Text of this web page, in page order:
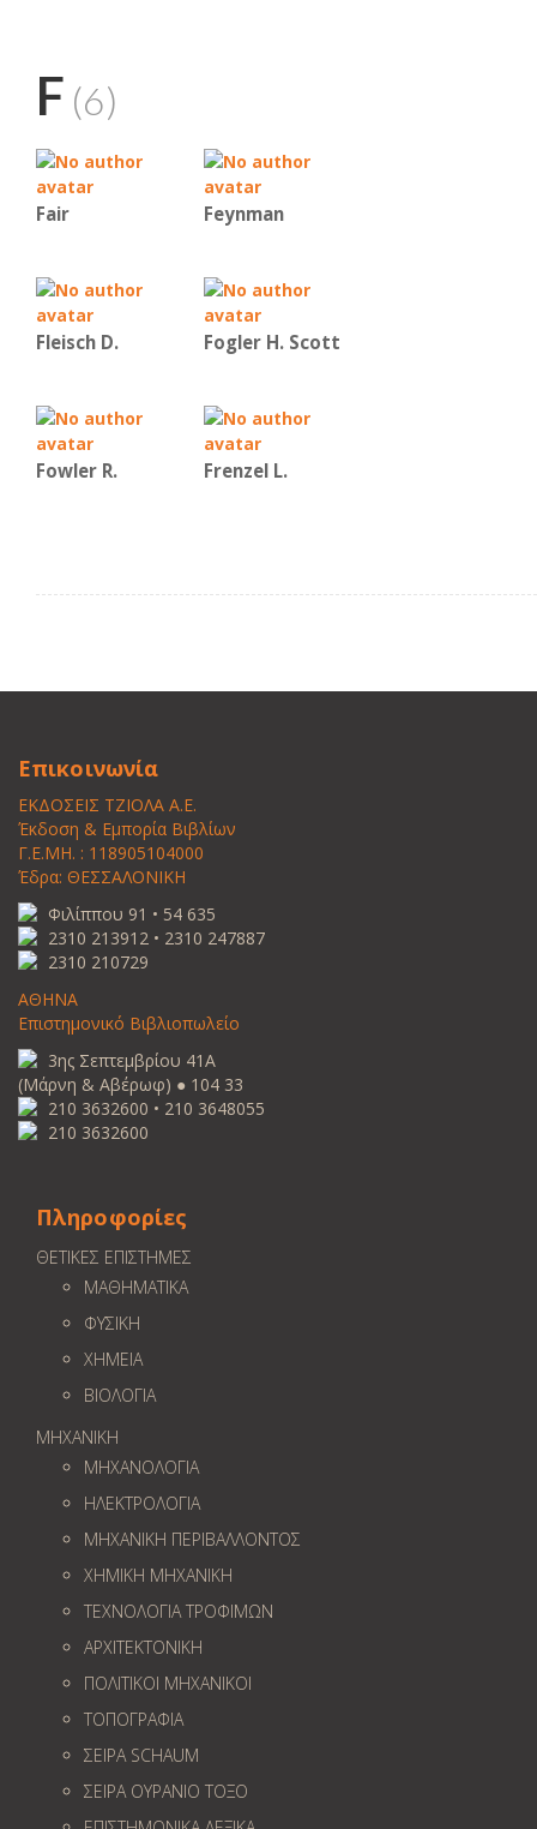
F (6)
Fair Feynman
Fleisch D. Fogler H. Scott
Fowler R. Frenzel L.
Επικοινωνία
ΕΚΔΟΣΕΙΣ ΤΖΙΟΛΑ Α.Ε.
Έκδοση & Εμπορία Βιβλίων
Γ.Ε.ΜΗ. : 118905104000
Έδρα: ΘΕΣΣΑΛΟΝΙΚΗ
Φιλίππου 91 • 54 635
2310 213912 • 2310 247887
2310 210729
ΑΘΗΝΑ
Επιστημονικό Βιβλιοπωλείο
3ης Σεπτεμβρίου 41Α
(Μάρνη & Αβέρωφ) ● 104 33
210 3632600 • 210 3648055
210 3632600
Πληροφορίες
ΘΕΤΙΚΕΣ ΕΠΙΣΤΗΜΕΣ
ΜΑΘΗΜΑΤΙΚΑ
ΦΥΣΙΚΗ
ΧΗΜΕΙΑ
ΒΙΟΛΟΓΙΑ
ΜΗΧΑΝΙΚΗ
ΜΗΧΑΝΟΛΟΓΙΑ
ΗΛΕΚΤΡΟΛΟΓΙΑ
ΜΗΧΑΝΙΚΗ ΠΕΡΙΒΑΛΛΟΝΤΟΣ
ΧΗΜΙΚΗ ΜΗΧΑΝΙΚΗ
ΤΕΧΝΟΛΟΓΙΑ ΤΡΟΦΙΜΩΝ
ΑΡΧΙΤΕΚΤΟΝΙΚΗ
ΠΟΛΙΤΙΚΟΙ ΜΗΧΑΝΙΚΟΙ
ΤΟΠΟΓΡΑΦΙΑ
ΣΕΙΡΑ SCHAUM
ΣΕΙΡΑ ΟΥΡΑΝΙΟ ΤΟΞΟ